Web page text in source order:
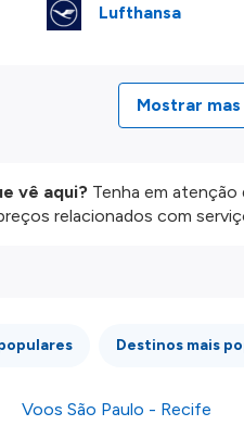
Lufthansa
Mostrar mas
vê aqui? Tenha em
relacionados com
Destinos mais
Voos São Paulo - Recife